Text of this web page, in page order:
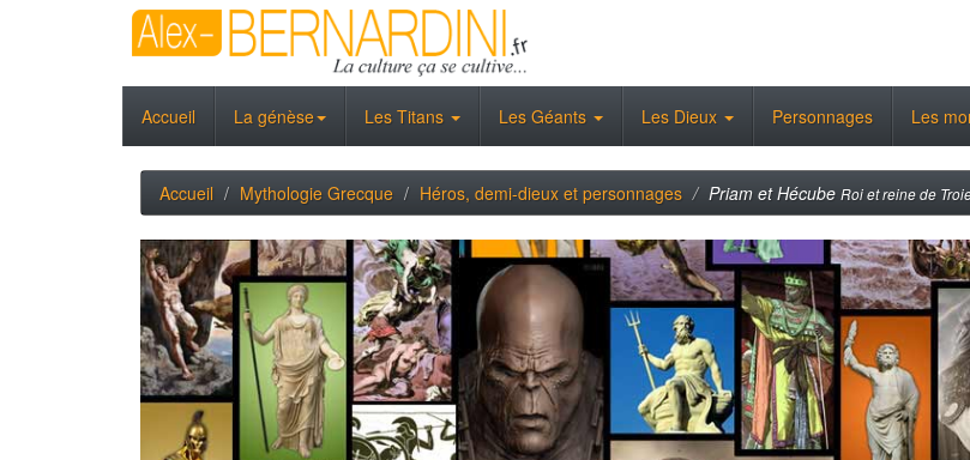
Accueil La génèse Les Titans Les Géants Les Dieux Personnages Les
Accueil Mythologie Grecque Héros, demi-dieux et personnages Priam et Hécube Roi et reine de